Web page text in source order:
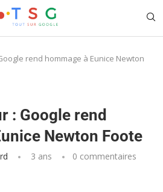
rend hommage à Eunice Newton
: Google rend
Newton Foote
3 ans 0 commentaires